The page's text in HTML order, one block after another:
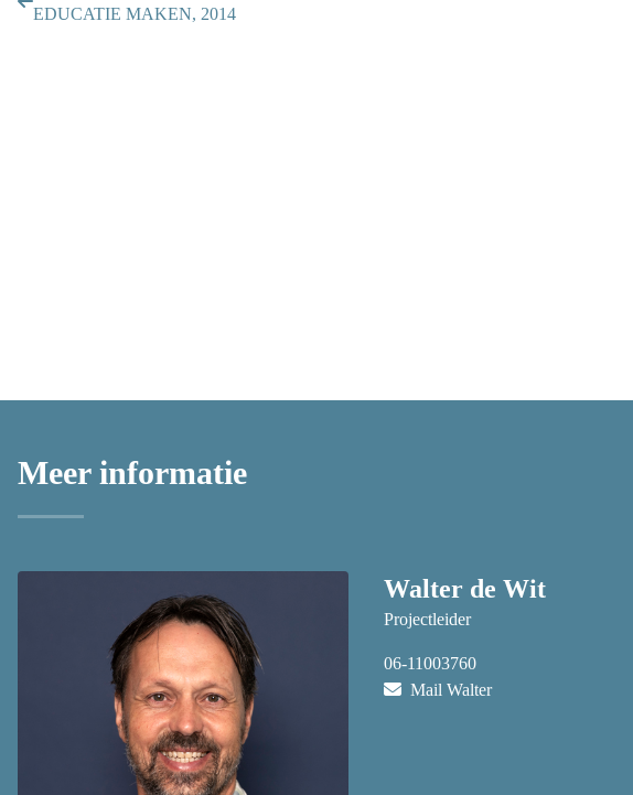
EDUCATIE MAKEN, 2014
Meer informatie
Walter de Wit
Projectleider
06-11003760
Mail Walter